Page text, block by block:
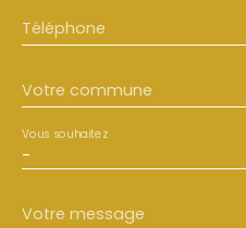
Téléphone
Votre commune
-
Vous souhaitez
Votre message